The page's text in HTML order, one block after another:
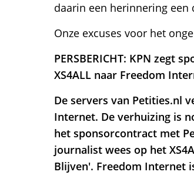
daarin een herinnering
Onze excuses voor het
PERSBERICHT: KPN zegt
XS4ALL naar Freedom
De servers van Petities.nl
Internet. De verhuizing is
het sponsorcontract met
journalist wees op het
Blijven'. Freedom Internet